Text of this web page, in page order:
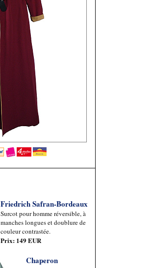
Friedrich Safran-Bordeaux
Surcot pour homme réversible, à
manches longues et doublure de
couleur contrastée.
Prix: 149 EUR
Chaperon